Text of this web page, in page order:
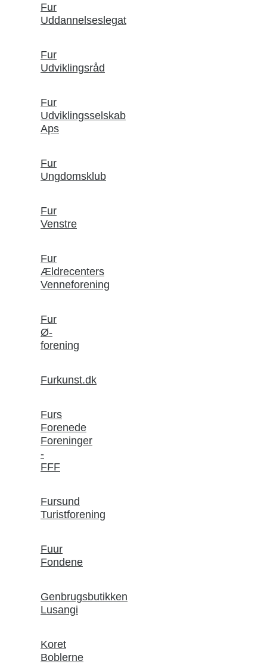
Fur
Uddannelseslegat
Fur
Udviklingsråd
Fur
Udviklingsselskab
Aps
Fur
Ungdomsklub
Fur
Venstre
Fur
Ældrecenters
Venneforening
Fur
Ø-
forening
Furkunst.dk
Furs
Forenede
Foreninger
-
FFF
Fursund
Turistforening
Fuur
Fondene
Genbrugsbutikken
Lusangi
Koret
Boblerne